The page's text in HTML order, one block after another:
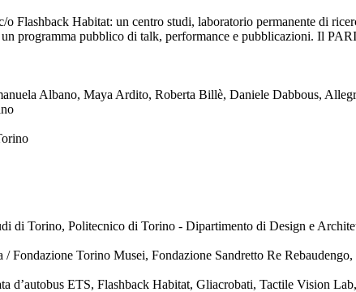
o Flashback Habitat: un centro studi, laboratorio permanente di
programma pubblico di talk, performance e pubblicazioni. Il
Albano, Maya Ardito, Roberta Billè, Daniele Dabbous,
di Torino, Politecnico di Torino - Dipartimento di Design e
Fondazione Torino Musei, Fondazione Sandretto Re
d’autobus ETS, Flashback Habitat, Gliacrobati, Tactile Vision